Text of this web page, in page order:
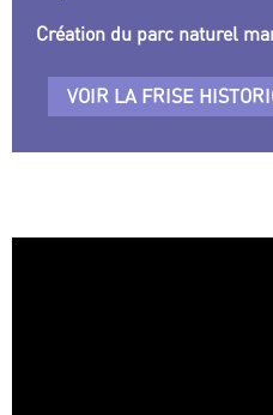
Création du parc naturel
VOIR LA FRISE